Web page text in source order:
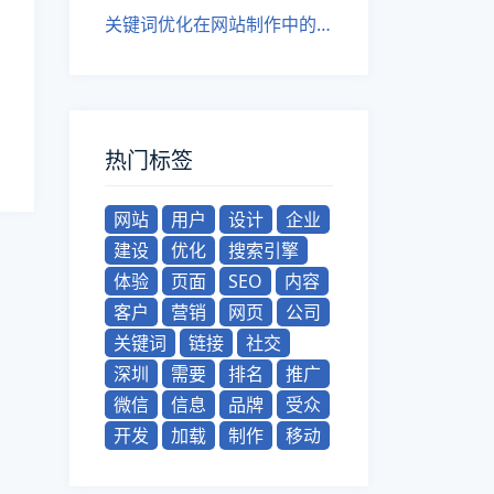
关键词优化在网站制作中的作用
热门标签
网站 用户 设计
企业
建设
优化
搜索引擎
体验
页面 SEO
内容
客户
营销 网页
公司
关键词
链接
社交
深圳
需要 排名
推广
微信
信息 品牌
受众
开发
加载 制作 移动